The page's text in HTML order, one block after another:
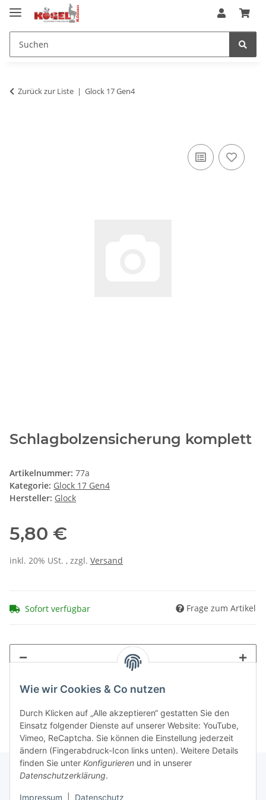
Wie wir Cookies & Co nutzen
Durch Klicken auf „Alle akzeptieren“ gestatten Sie den
Einsatz folgender Dienste auf unserer Website: YouTube,
Vimeo, ReCaptcha. Sie können die Einstellung jederzeit
ändern (Fingerabdruck-Icon links unten). Weitere Details
finden Sie unter Konfigurieren und in unserer
Datenschutzerklärung.
Impressum Datenschutz
Zurück zur Liste Glock 17 Gen4
Schlagbolzensicherung komplett
Artikelnummer: 77a
Kategorie: Glock 17 Gen4
Hersteller: Glock
5,80 €
inkl. 20% USt. , zzgl. Versand
Sofort verfügbar Frage zum Artikel
Informationen